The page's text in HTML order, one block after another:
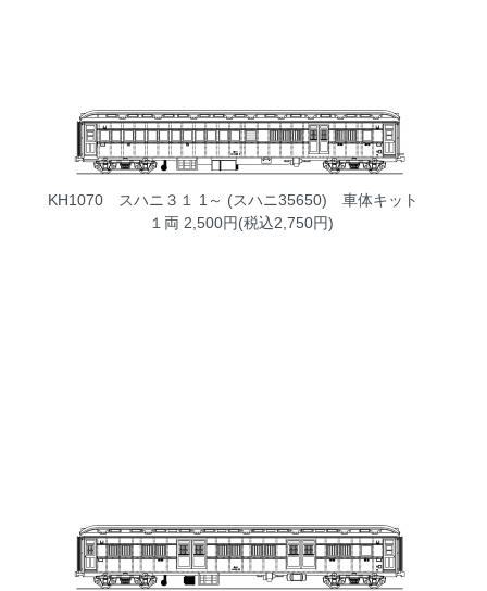
KH1070 スハニ３１ 1～ (スハニ35650) 車体キット
１両 2,500円(税込2,750円)